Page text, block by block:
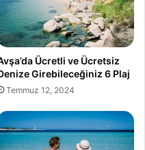
Ücretli ve Ücretsiz
Girebileceğiniz 6 Plaj
Temmuz 12, 2024